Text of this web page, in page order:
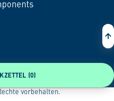
(0)
vorbehalten.